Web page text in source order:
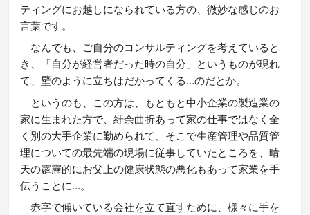
ティングにお越しになられている方の、微妙な感じのお
言葉です。
なんでも、ご自分のコンサルティングを考えていると
き、「自分が経営者だった時の自分」というものが現れ
て、壁のように立ちはだかってくる…のだとか。
というのも、この方は、もともと中小企業の製造業の
家に生まれた方で、紆余曲折あって家の仕事ではなく全
く別の大手企業に勤められて、そこで生産管理や品質管
理についての最先端の現場に従事していたところを、晴
天の霹靂的にお父上の健康状態の悪化もあって家業を手
伝うことに…。
赤字で傾いている会社を立て直すために、様々に手を